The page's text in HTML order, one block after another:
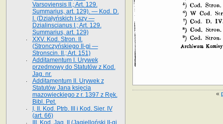
«
Varsoviensis II.; Art. 129.
Summarius, art. 129). — Kod. D.
I. (Działyńskich I-szy —
Dzialinscianus I.; Art. 129.
Summarius, art. 129)
XXV. Kod. Stron. II.
(Stronczyńskiego II-gi —
Stronscin. II.; Art. 151)
Additamentum I. Urywek
przedmowy do Statutów z Kod.
Jag. nr.
Additamentum II. Urywek z
Statutów Jana księcia
mazowieckiego z r. 1397 z Ręk.
Bibl. Pet.
I, II. Kod. Ptrb. III i Kod. Sier. IV
(art. 66)
III. Kod. Jag. II (Jagielloński II-gi